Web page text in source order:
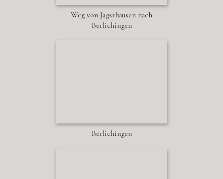
Weg von Jagsthausen nach
Berlichingen
Berlichingen